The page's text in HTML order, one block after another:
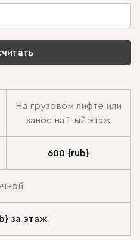
На грузовом лифте или
занос на 1-ый этаж
600 {rub}
за этаж